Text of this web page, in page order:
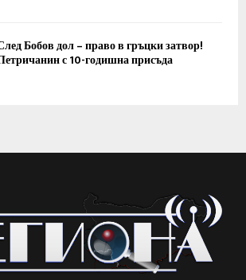
Бобов дол – право в гръцки затвор!
с 10-годишна присъда